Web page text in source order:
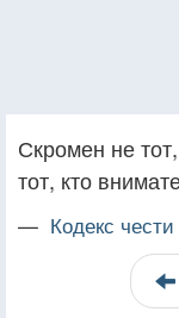
Скромен не
тот, кто
— Кодекс